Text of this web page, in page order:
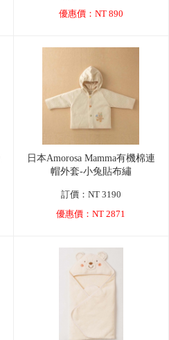
優惠價：NT 890
日本Amorosa Mamma有機棉連
帽外套-小兔貼布繡
訂價：NT 3190
優惠價：NT 2871